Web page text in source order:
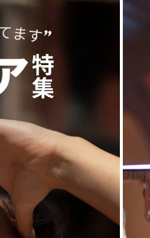
UV
パフューム
（ブラ